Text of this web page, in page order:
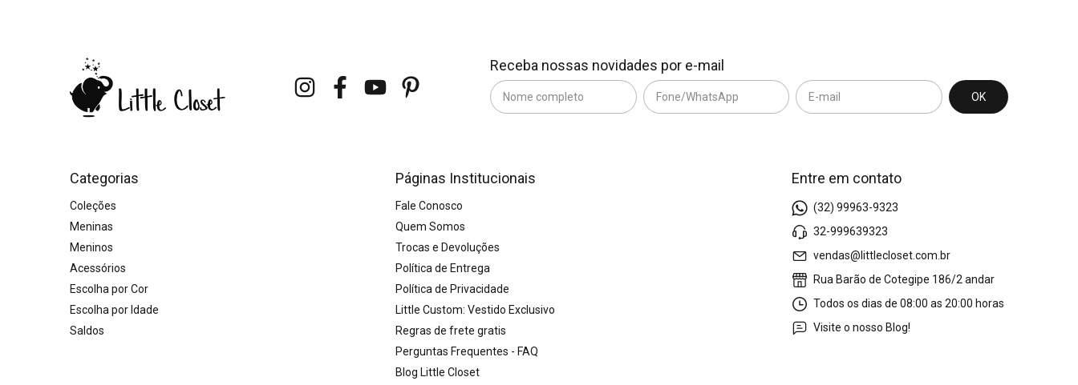
Receba nossas novidades por e-mail
Categorias
Coleções
Meninas
Meninos
Acessórios
Escolha por Cor
Escolha por Idade
Saldos
Páginas Institucionais
Fale Conosco
Quem Somos
Trocas e Devoluções
Política de Entrega
Política de Privacidade
Little Custom: Vestido Exclusivo
Regras de frete gratis
Perguntas Frequentes - FAQ
Blog Little Closet
Entre em contato
(32) 99963-9323
32-999639323
vendas@littlecloset.com.br
Rua Barão de Cotegipe 186/2 andar
Todos os dias de 08:00 as 20:00 horas
Visite o nosso Blog!